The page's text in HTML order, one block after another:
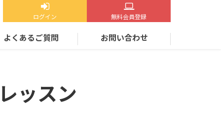
ログイン 無料会員登録
よくあるご質問 お問い合わせ
ッスン